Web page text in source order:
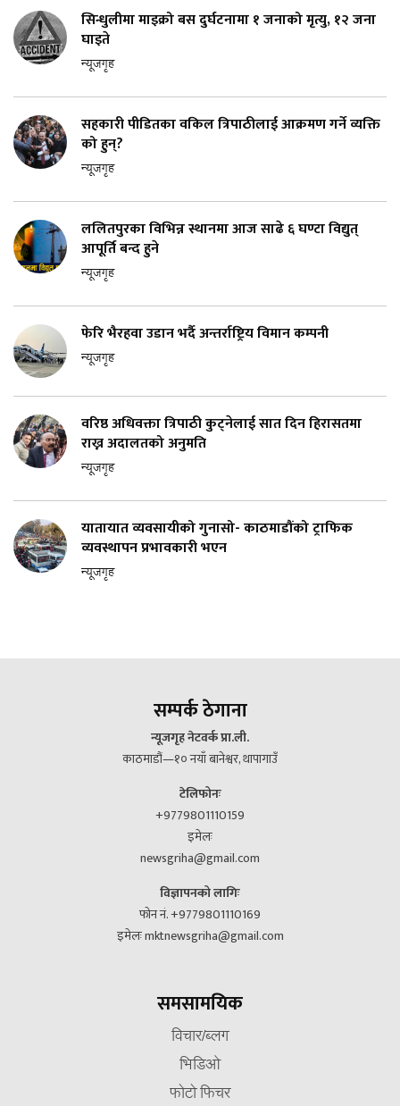
सिन्धुलीमा माइक्रो बस दुर्घटनामा १ जनाको मृत्यु, १२ जना
घाइते
न्यूजगृह
सहकारी पीडितका वकिल त्रिपाठीलाई आक्रमण गर्ने व्यक्ति
को हुन्?
न्यूजगृह
ललितपुरका विभिन्न स्थानमा आज साढे ६ घण्टा विद्युत्
आपूर्ति बन्द हुने
न्यूजगृह
फेरि भैरहवा उडान भर्दै अन्तर्राष्ट्रिय विमान कम्पनी
न्यूजगृह
वरिष्ठ अधिवक्ता त्रिपाठी कुट्नेलाई सात दिन हिरासतमा
राख्न अदालतको अनुमति
न्यूजगृह
यातायात व्यवसायीको गुनासो- काठमाडौंको ट्राफिक
व्यवस्थापन प्रभावकारी भएन
न्यूजगृह
सम्पर्क ठेगाना
न्यूजगृह नेटवर्क प्रा.ली.
काठमाडौं—१० नयाँ बानेश्वर, थापागाउँ
टेलिफोनः
+9779801110159
इमेलः
newsgriha@gmail.com
विज्ञापनको लागिः
फोन नं. +9779801110169
इमेलः mktnewsgriha@gmail.com
समसामयिक
विचार/ब्लग
भिडिओ
फोटो फिचर